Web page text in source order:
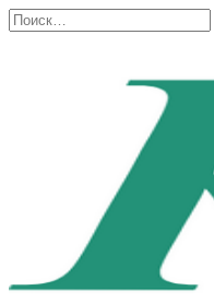
Перейти
к
Search
for: